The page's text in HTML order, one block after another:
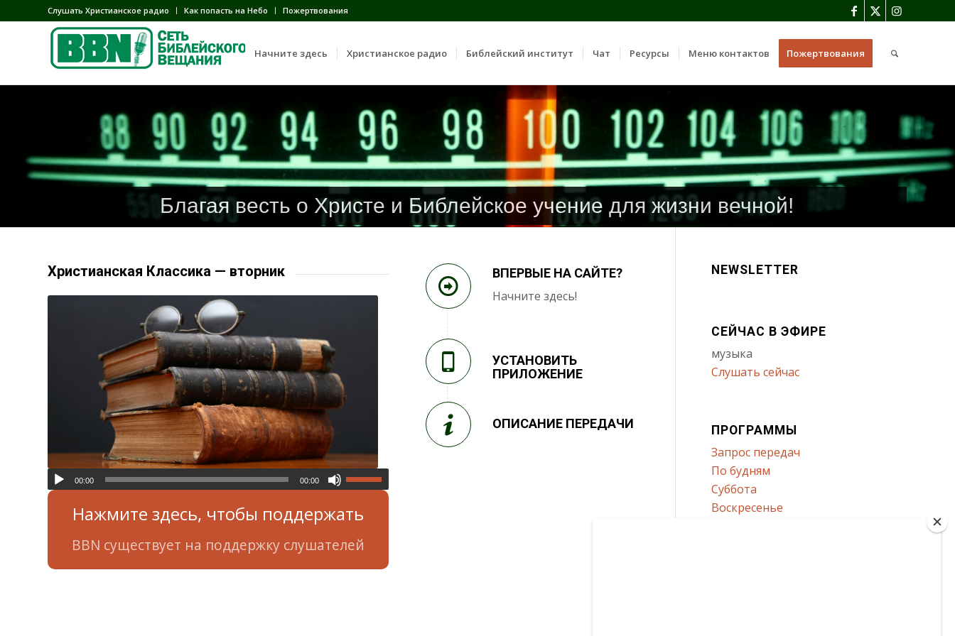
Слушать Христианское радио Как попасть на Небо Пожертвования
Начните здесь Христианское радио Библейский институт Чат Ресурсы Меню контактов Пожертвования
Благая весть о Христе и Библейское учение для жизни вечной!
Христианская Классика — вторник
00:00 00:00
Нажмите здесь, чтобы поддержать
BBN существует на поддержку слушателей
ВПЕРВЫЕ НА САЙТЕ?
Начните здесь!
УСТАНОВИТЬ
ПРИЛОЖЕНИЕ
ОПИСАНИЕ ПЕРЕДАЧИ
NEWSLETTER
СЕЙЧАС В ЭФИРЕ
музыка
Слушать сейчас
ПРОГРАММЫ
Запрос передач
По будням
Суббота
Воскресенье